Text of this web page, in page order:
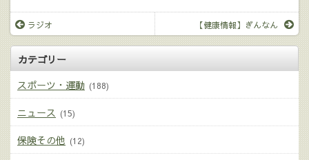
ラジオ 【健康情報】ぎんなん
カテゴリー
スポーツ・運動 (188)
ニュース (15)
保険その他 (12)